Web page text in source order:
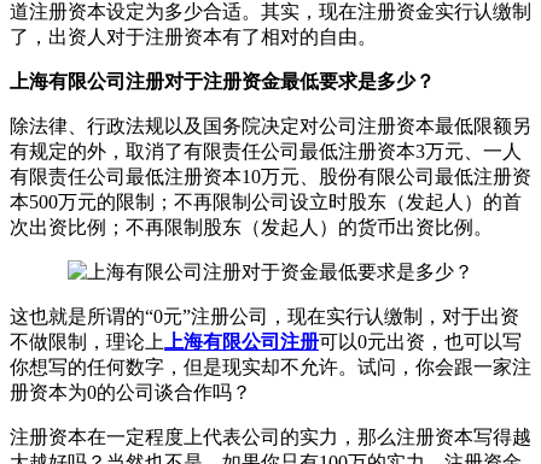
道注册资本设定为多少合适。其实，现在注册资金实行认缴制
了，出资人对于注册资本有了相对的自由。
上海有限公司注册对于注册资金最低要求是多少？
除法律、行政法规以及国务院决定对公司注册资本最低限额另
有规定的外，取消了有限责任公司最低注册资本3万元、一人
有限责任公司最低注册资本10万元、股份有限公司最低注册资
本500万元的限制；不再限制公司设立时股东（发起人）的首
次出资比例；不再限制股东（发起人）的货币出资比例。
这也就是所谓的“0元”注册公司，现在实行认缴制，对于出资
不做限制，理论上
上海有限公司注册可以0元出资，也可以写
你想写的任何数字，但是现实却不允许。试问，你会跟一家注
册资本为0的公司谈合作吗？
注册资本在一定程度上代表公司的实力，那么注册资本写得越